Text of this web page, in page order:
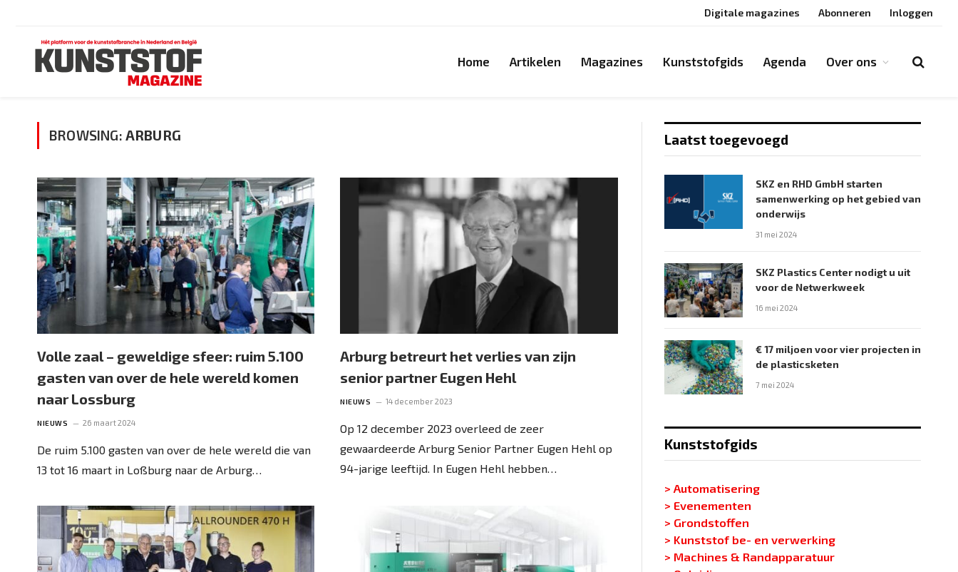
Digitale magazines Abonneren Inloggen
Home Artikelen Magazines Kunststofgids Agenda Over ons
BROWSING: ARBURG
Volle zaal – geweldige sfeer: ruim 5.100
gasten van over de hele wereld komen
naar Lossburg
NIEUWS 26 maart 2024
De ruim 5.100 gasten van over de hele wereld die van
13 tot 16 maart in Loßburg naar de Arburg…
Arburg betreurt het verlies van zijn
senior partner Eugen Hehl
NIEUWS 14 december 2023
Op 12 december 2023 overleed de zeer
gewaardeerde Arburg Senior Partner Eugen Hehl op
94-jarige leeftijd. In Eugen Hehl hebben…
Laatst toegevoegd
SKZ en RHD GmbH starten
samenwerking op het gebied van
onderwijs
31 mei 2024
SKZ Plastics Center nodigt u uit
voor de Netwerkweek
16 mei 2024
€ 17 miljoen voor vier projecten in
de plasticsketen
7 mei 2024
Kunststofgids
> Automatisering
> Evenementen
> Grondstoffen
> Kunststof be- en verwerking
> Machines & Randapparatuur